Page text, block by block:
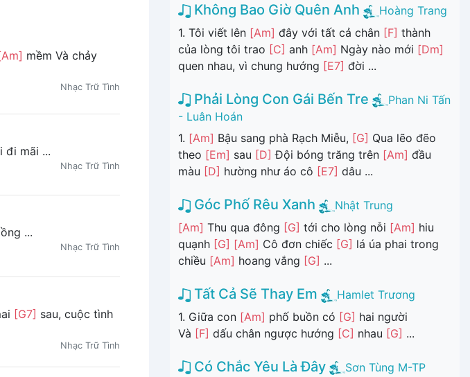
mềm Và chảy
Nhạc Trữ Tình
đi mãi ...
Nhạc Trữ Tình
...
Nhạc Trữ Tình
[G7] sau, cuộc tình
Nhạc Trữ Tình
Không Bao Giờ Quên Anh
Hoàng Trang
1. Tôi viết lên [Am] đây với tất cả chân [F] thành
của lòng tôi trao [C] anh [Am] Ngày nào mới [Dm]
quen nhau, vì chung hướng [E7] đời ...
Phải Lòng Con Gái Bến Tre
Phan Ni Tấn
- Luân Hoán
1. [Am] Bậu sang phà Rạch Miễu, [G] Qua lẽo đẽo
theo [Em] sau [D] Đội bóng trăng trên [Am] đầu
màu [D] hường như áo cô [E7] dâu ...
Góc Phố Rêu Xanh
Nhật Trung
[Am] Thu qua đông [G] tới cho lòng nỗi [Am] hiu
quạnh [G] [Am] Cô đơn chiếc [G] lá úa phai trong
chiều [Am] hoang vắng [G] ...
Tất Cả Sẽ Thay Em
Hamlet Trương
1. Giữa con [Am] phố buồn có [G] hai người
Và [F] dấu chân ngược hướng [C] nhau [G] ...
Có Chắc Yêu Là Đây
Sơn Tùng M-TP